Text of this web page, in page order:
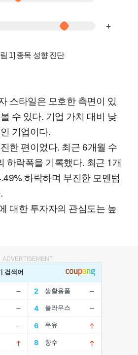
1] 종목 성향 진단
스타일은 모호한 측면이 있
수 있다. 기업 가치 대비 낮
기업이다.
한 편이었다. 최근 6개월 수
하락폭을 기록했다. 최근 1개
하락하며 부진한 모멘텀
대한 투자자의 관심도는 높
ADVERTISEMENT